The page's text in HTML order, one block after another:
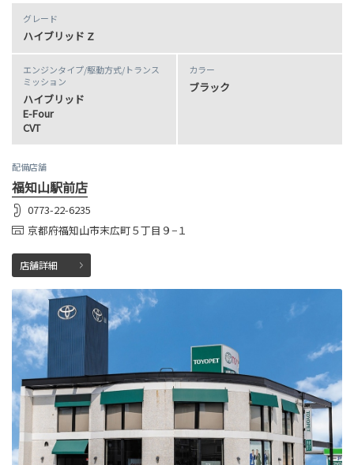
グレード
ハイブリッド Z
エンジンタイプ/駆動方式/トランス
ミッション
ハイブリッド
E-Four
CVT
カラー
ブラック
配備店舗
福知山駅前店
0773-22-6235
京都府福知山市末広町５丁目９−１
店舗詳細